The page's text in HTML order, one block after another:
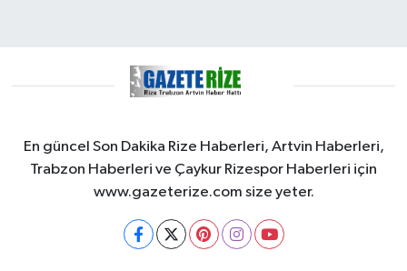
En güncel Son Dakika Rize Haberleri, Artvin Haberleri,
Trabzon Haberleri ve Çaykur Rizespor Haberleri için
www.gazeterize.com size yeter.